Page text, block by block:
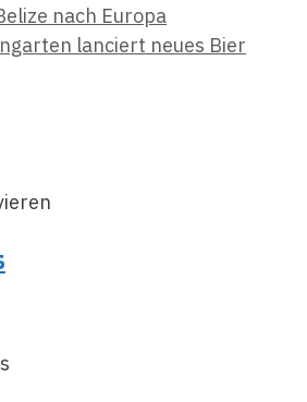
nach Europa
lanciert neues Bier